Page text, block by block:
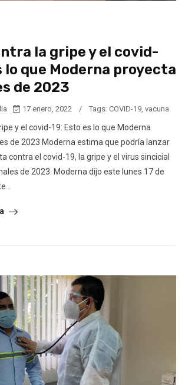
la gripe y el covid-
lo que Moderna proyecta
de 2023
17 enero, 2022 / Tags: COVID-19 vacuna
y el covid-19: Esto es lo que Moderna
de 2023 Moderna estima que podría lanzar
contra el covid-19, la gripe y el virus sincicial
de 2023. Moderna dijo este lunes 17 de